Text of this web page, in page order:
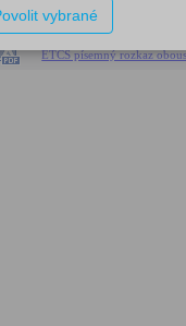
SŽ Z8 díl IV (prozatímní)
ETCS písemný rozkaz
vybrané